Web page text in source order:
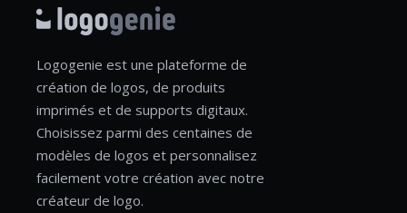
Logogenie est une plateforme de
création de logos, de produits
imprimés et de supports digitaux.
Choisissez parmi des centaines de
modèles de logos et personnalisez
facilement votre création avec notre
créateur de logo.